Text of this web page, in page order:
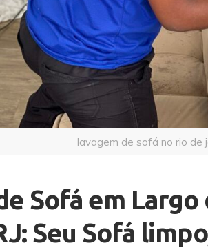
lavagem de sofá no rio de
Sofá em Largo
Seu Sofá